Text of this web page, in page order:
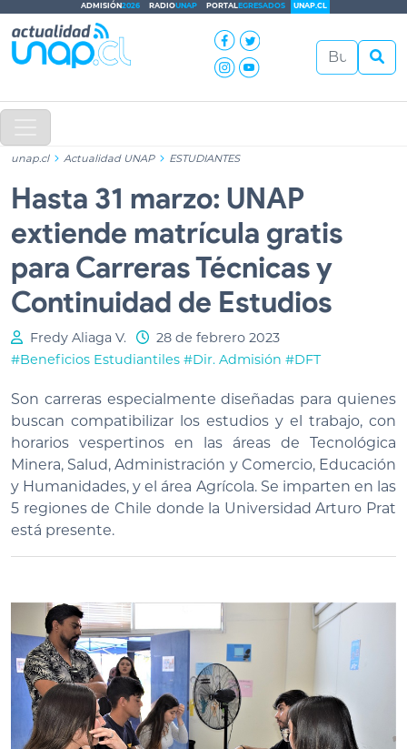
ADMISIÓN2026 RADIOUNAP PORTALEGRESADOS UNAP.CL
unap.cl Actualidad UNAP ESTUDIANTES
Hasta 31 marzo: UNAP
extiende matrícula gratis
para Carreras Técnicas y
Continuidad de Estudios
Fredy Aliaga V.
28 de febrero 2023
#Beneficios Estudiantiles #Dir. Admisión #DFT
Son carreras especialmente diseñadas para quienes
buscan compatibilizar los estudios y el trabajo, con
horarios vespertinos en las áreas de Tecnológica
Minera, Salud, Administración y Comercio, Educación
y Humanidades, y el área Agrícola. Se imparten en las
5 regiones de Chile donde la Universidad Arturo Prat
está presente.